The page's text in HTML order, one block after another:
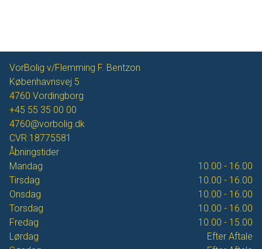
VorBolig v/Flemming F. Bentzon
Københavnsvej 5
4760 Vordingborg
+45 55 35 00 00
4760@vorbolig.dk
CVR 18775581
Åbningstider
Mandag
10.00 - 16.00
Tirsdag
10.00 - 16.00
Onsdag
10.00 - 16.00
Torsdag
10.00 - 16.00
Fredag
10.00 - 15.00
Lørdag
Efter Aftale